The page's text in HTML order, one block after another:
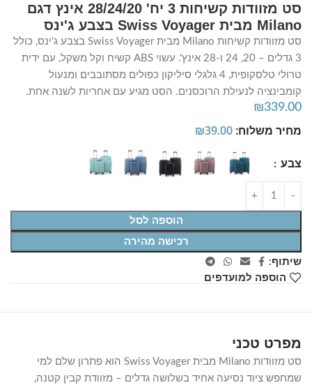
סט מזוודות קשיחות 3 יח' 28/24/20 אינץ דגם
Milano מבית Swiss Voyager בצבע ג'ינס
סט מזוודות קשיחות Milano מבית Swiss Voyager בצבע ג'ינס, כולל
3 גדלים – 20, 24 ו-28 אינץ'. עשוי ABS קשיח וקל משקל, עם ידית
טרולי טלסקופית, 4 גלגלי סיליקון כפולים מסתובבים ומנעול
קומבינציה לנעילת הרוכסנים. הסט מגיע עם אחריות לשנה אחת.
₪339.00
מחיר משלוח: ₪39.00
צבע
הוספה לסל
רכישה מהירה
שיתוף:
הוספה למועדפים
מפרט טכני
סט מזוודות Milano מבית Swiss Voyager הוא פתרון שלם למי
שמחפש ציוד נסיעה אחיד בשלושה גדלים – מזוודת קבין קטנה,